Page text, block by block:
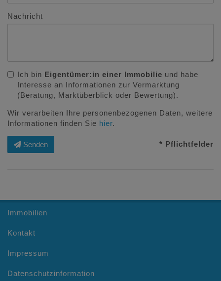
Nachricht
Ich bin Eigentümer:in einer Immobilie und habe
Interesse an Informationen zur Vermarktung
(Beratung, Marktüberblick oder Bewertung).
Wir verarbeiten Ihre personenbezogenen Daten, weitere
Informationen finden Sie hier.
Senden * Pflichtfelder
Immobilien
Kontakt
Impressum
Datenschutzinformation